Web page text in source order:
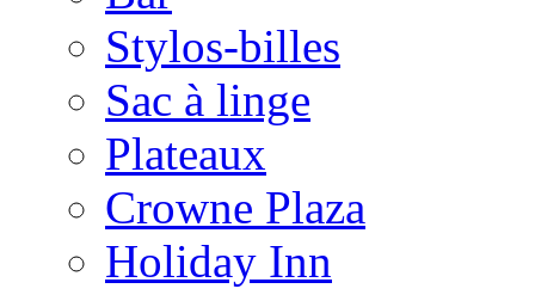
Stylos-billes
Sac à linge
Plateaux
Crowne Plaza
Holiday Inn